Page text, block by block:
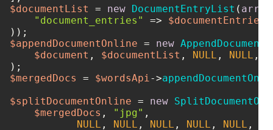
$documentList
= new DocumentEntryList ( array
"document_entries"
=> $documentEntries
$appendDocumentOnline = new
$document , $documentList , NULL , NULL ,
$mergedDocs
= $wordsApi->
$splitDocumentOnline = new
$mergedDocs , "jpg" ,
NULL , NULL , NULL , NULL , NULL ,